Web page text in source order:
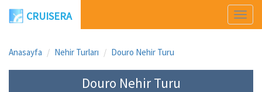
Aç
CRUISERA
Anasayfa Nehir Turları Douro Nehir Turu
Douro Nehir Turu